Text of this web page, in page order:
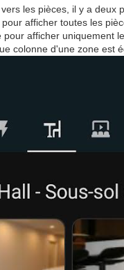
les pièces, il y a deux
afficher toutes les
pour afficher uniquement
colonne d'une zone est